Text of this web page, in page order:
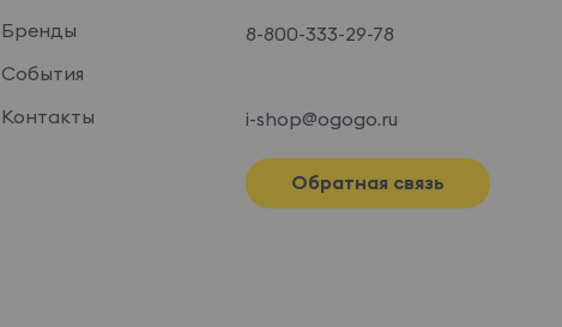
Бренды
События
Контакты
8-800-333-29-78
i-shop@ogogo.ru
Обратная связь